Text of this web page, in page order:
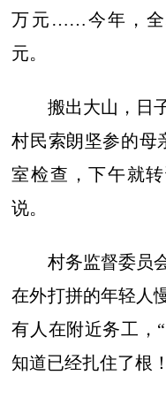
万元……今年，全
元。
搬出大山，日子
村民索朗坚参的母
室检查，下午就
说。
村务监督委员会
在外打拼的年轻人
有人在附近务工，
知道已经扎住了根